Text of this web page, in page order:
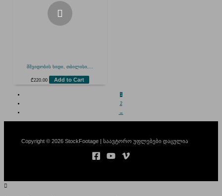
მშვიდობის ხიდი, თბილისი,...
₾220.00 Add to Cart
1
2
→
Copyright © 2026 StockFootage | საავტორო უფლებები დაცულია